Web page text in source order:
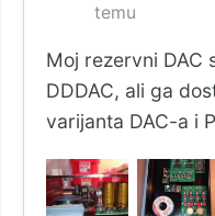
temu
Moj rezervni DAC
DDDAC, ali ga
varijanta DAC-a i